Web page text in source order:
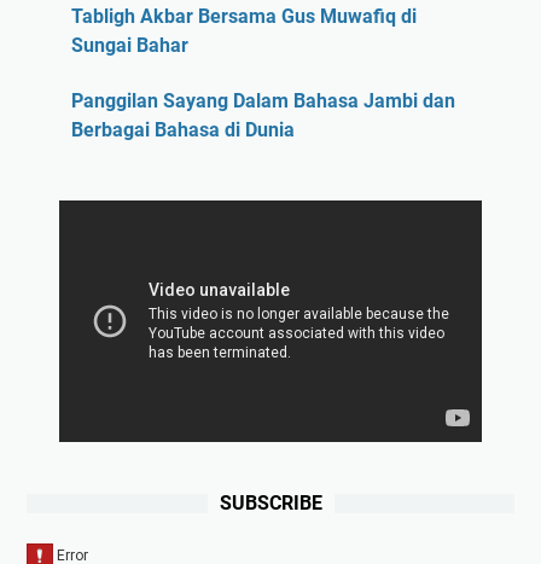
Tabligh Akbar Bersama Gus Muwafiq di
Sungai Bahar
Panggilan Sayang Dalam Bahasa Jambi dan
Berbagai Bahasa di Dunia
SUBSCRIBE